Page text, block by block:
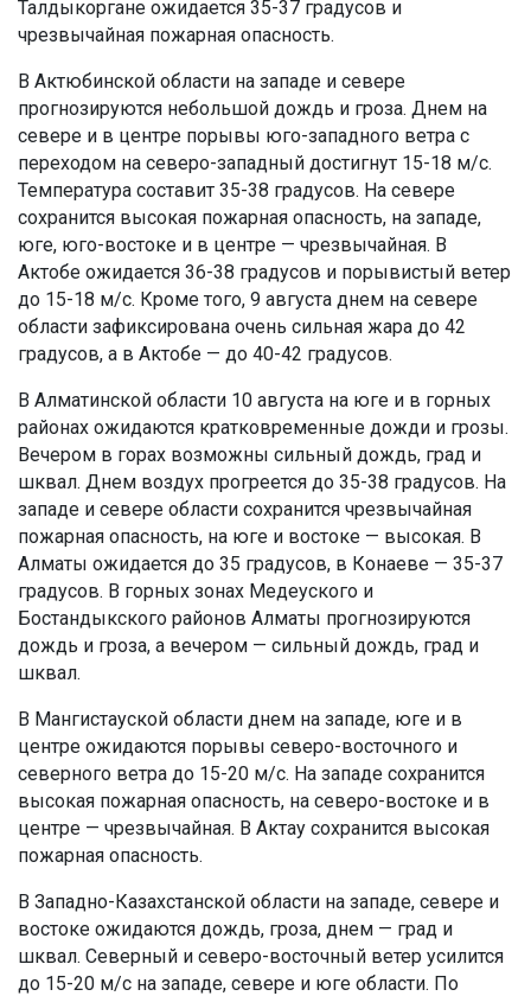
Талдыкоргане ожидается 35-37 градусов и
чрезвычайная пожарная опасность.
В Актюбинской области на западе и севере
прогнозируются небольшой дождь и гроза. Днем на
севере и в центре порывы юго-западного ветра с
переходом на северо-западный достигнут 15-18 м/с.
Температура составит 35-38 градусов. На севере
сохранится высокая пожарная опасность, на западе,
юге, юго-востоке и в центре — чрезвычайная. В
Актобе ожидается 36-38 градусов и порывистый ветер
до 15-18 м/с. Кроме того, 9 августа днем на севере
области зафиксирована очень сильная жара до 42
градусов, а в Актобе — до 40-42 градусов.
В Алматинской области 10 августа на юге и в горных
районах ожидаются кратковременные дожди и грозы.
Вечером в горах возможны сильный дождь, град и
шквал. Днем воздух прогреется до 35-38 градусов. На
западе и севере области сохранится чрезвычайная
пожарная опасность, на юге и востоке — высокая. В
Алматы ожидается до 35 градусов, в Конаеве — 35-37
градусов. В горных зонах Медеуского и
Бостандыкского районов Алматы прогнозируются
дождь и гроза, а вечером — сильный дождь, град и
шквал.
В Мангистауской области днем на западе, юге и в
центре ожидаются порывы северо-восточного и
северного ветра до 15-20 м/с. На западе сохранится
высокая пожарная опасность, на северо-востоке и в
центре — чрезвычайная. В Актау сохранится высокая
пожарная опасность.
В Западно-Казахстанской области на западе, севере и
востоке ожидаются дождь, гроза, днем — град и
шквал. Северный и северо-восточный ветер усилится
до 15-20 м/с на западе, севере и юге области. По